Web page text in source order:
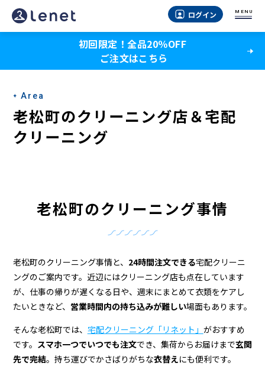
老
松
の
ク
リ
ー
宅
配
ク
リ
ー
ログイン MENU
初回限定！全品20％OFF
ご注文はこちら
Area
老松町のクリーニング店＆宅配
クリーニング
老松町のクリーニング事情
老松町のクリーニング事情と、 24時間注文できる宅配クリーニ
ングのご案内です。近辺にはクリーニング店も点在しています
が、仕事の帰りが遅くなる日や、週末にまとめて衣類をケアし
たいときなど、 営業時間内の持ち込みが難しい場面もあります。
そんな老松町では、 宅配クリーニング「リネット」 がおすすめ
です。 スマホ一つでいつでも注文でき、集荷からお届けまで玄関
先で完結。持ち運びでかさばりがちな衣替えにも便利です。